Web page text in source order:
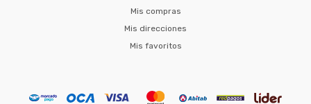
Mis compras
Mis direcciones
Mis favoritos